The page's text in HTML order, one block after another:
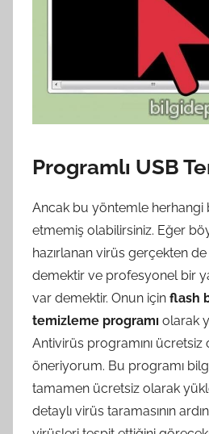
Programlı USB
Ancak bu yöntemle herhangi
etmemiş olabilirsiniz. Eğer
hazırlanan virüs gerçekten
demektir ve profesyonel bir
var demektir. Onun için flash
temizleme programı olarak
Antivirüs programını ücretsiz
öneriyorum. Bu programı
tamamen ücretsiz olarak
detaylı virüs taramasının